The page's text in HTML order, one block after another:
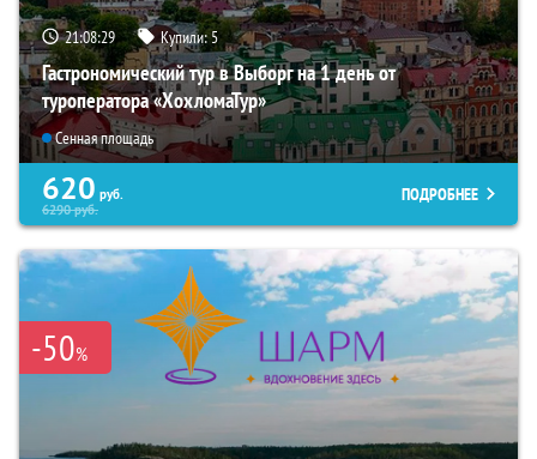
21:08:28 Купили:5
Гастрономический тур в Выборг на 1 день от
туроператора «ХохломаТур»
Сенная площадь
620 руб.
6290руб.
ПОДРОБНЕЕ
-50%